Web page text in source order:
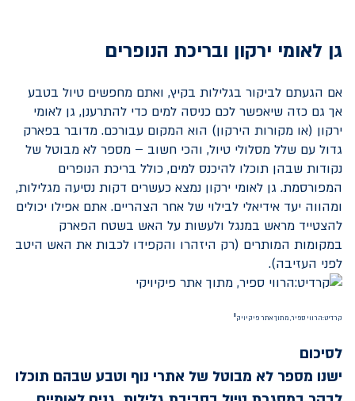
גן לאומי ירקון ובריכת הנופרים
אם הגעתם לביקור בגלילות בקיץ, ואתם מחפשים טיול בטבע
אך גם כזה שיאפשר לכם כניסה למים כדי להתרענן, גן לאומי
ירקון (או מקורות הירקון) הוא המקום עבורכם. מדובר בפארק
גדול עם שלל מסלולי טיול, והכי חשוב – מספר לא מבוטל של
נקודות שבהן תוכלו להיכנס למים, כולל בריכת הנופרים
המפורסמת. גן לאומי ירקון נמצא כעשרים דקות נסיעה מגלילות,
ומהווה יעד אידיאלי לבילוי של אחר הצהריים. אתם אפילו יכולים
להצטייד מראש במנגל ולעשות על האש בשטח הפארק
במקומות המותרים (רק היזהרו והקפידו לכבות את האש היטב
לפני העזיבה).
קרדיט:הרווי ספיר, מתוך אתר פיקיויקי
לסיכום
ישנו מספר לא מבוטל של אתרי נוף וטבע שבהם תוכלו